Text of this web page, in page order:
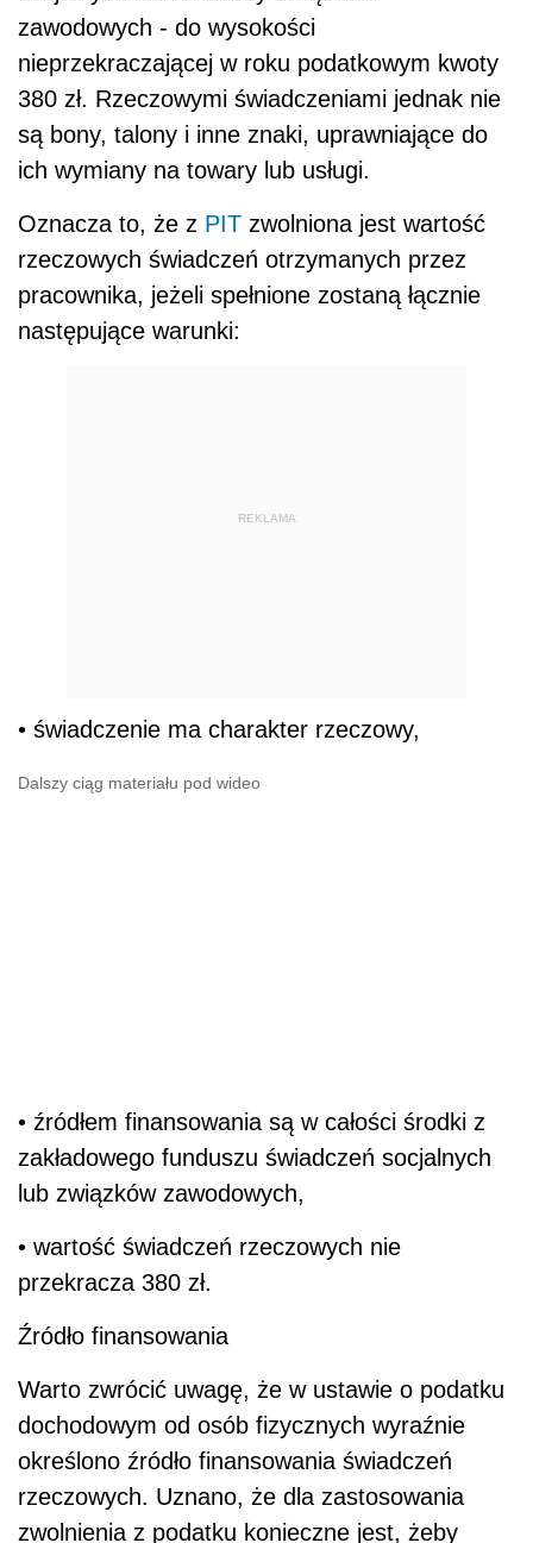
zawodowych - do wysokości
nieprzekraczającej w roku podatkowym kwoty
380 zł. Rzeczowymi świadczeniami jednak nie
są bony, talony i inne znaki, uprawniające do
ich wymiany na towary lub usługi.
Oznacza to, że z PIT zwolniona jest wartość
rzeczowych świadczeń otrzymanych przez
pracownika, jeżeli spełnione zostaną łącznie
następujące warunki:
REKLAMA
• świadczenie ma charakter rzeczowy,
Dalszy ciąg materiału pod wideo
• źródłem finansowania są w całości środki z
zakładowego funduszu świadczeń socjalnych
lub związków zawodowych,
• wartość świadczeń rzeczowych nie
przekracza 380 zł.
Źródło finansowania
Warto zwrócić uwagę, że w ustawie o podatku
dochodowym od osób fizycznych wyraźnie
określono źródło finansowania świadczeń
rzeczowych. Uznano, że dla zastosowania
zwolnienia z podatku konieczne jest, żeby